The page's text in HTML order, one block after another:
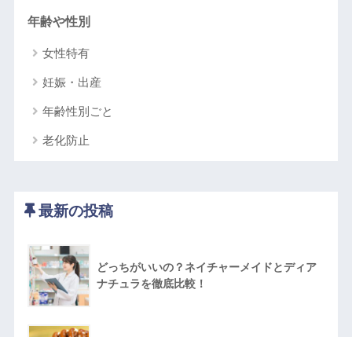
年齢や性別
女性特有
妊娠・出産
年齢性別ごと
老化防止
最新の投稿
どっちがいいの？ネイチャーメイドとディア
ナチュラを徹底比較！